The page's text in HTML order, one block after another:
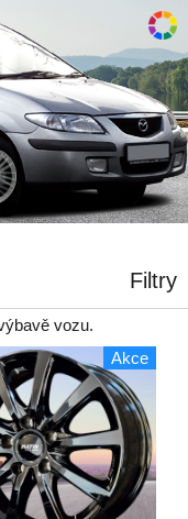
Filtry
vozu.
Akce